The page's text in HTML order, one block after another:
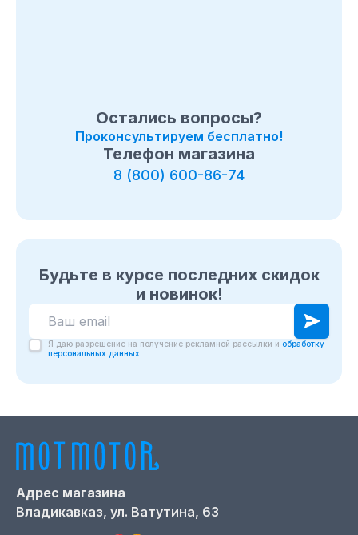
Остались вопросы?
Проконсультируем бесплатно!
Телефон магазина
8 (800) 600-86-74
Будьте в курсе последних скидок
и новинок!
Я даю разрешение на получение рекламной рассылки и обработку
персональных данных
Адрес магазина
Владикавказ, ул. Ватутина, 63